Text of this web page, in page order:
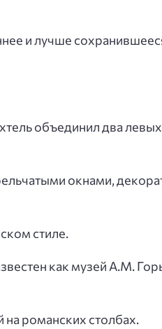
и лучше
объединил два
окнами,
стиле.
как музей А.М.
романских столбах.